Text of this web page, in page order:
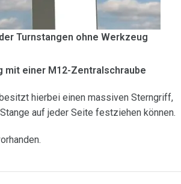
Turnstangen ohne Werkzeug
mit einer M12-Zentralschraube
hierbei einen massiven Sterngriff,
auf jeder Seite festziehen können.